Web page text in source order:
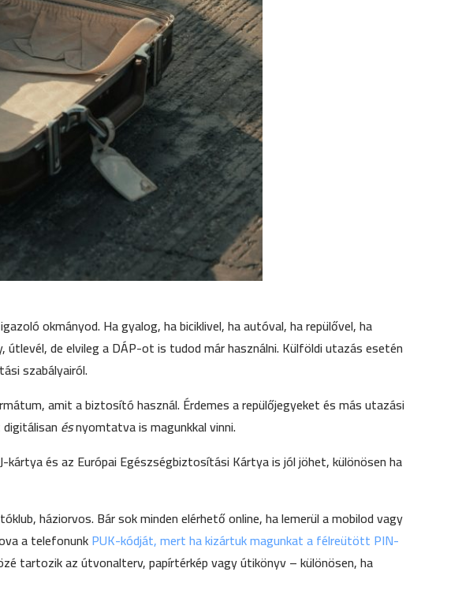
okmányod. Ha gyalog, ha biciklivel, ha autóval, ha repülővel, ha
de elvileg a DÁP-ot is tudod már használni. Külföldi utazás esetén
szabályairól.
amit a biztosító használ. Érdemes a repülőjegyeket és más utazási
ésnyomtatva is magunkkal vinni.
és az Európai Egészségbiztosítási Kártya is jól jöhet, különösen ha
háziorvos. Bár sok minden elérhető online, ha lemerül a mobilod vagy
a telefonunkPUK-kódját, mert ha kizártuk magunkat a félreütött PIN-
tartozik az útvonalterv, papírtérkép vagy útikönyv – különösen, ha